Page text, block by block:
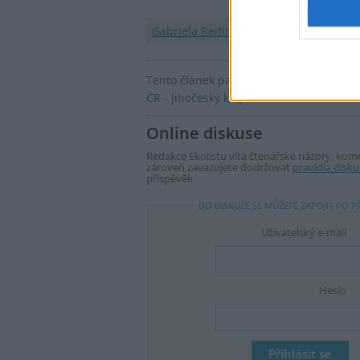
Gabriela Reitingerová , tel: 603805799
Tento článek patří do kategorie |
ČR - Jihočeský kraj
Online diskuse
Redakce Ekolistu vítá čtenářské názory,
zároveň zavazujete dodržovat pravidla
příspěvěk
DO DISKUZE SE MŮŽETE ZAPOJIT PO
Uživatelský e-mail
Heslo